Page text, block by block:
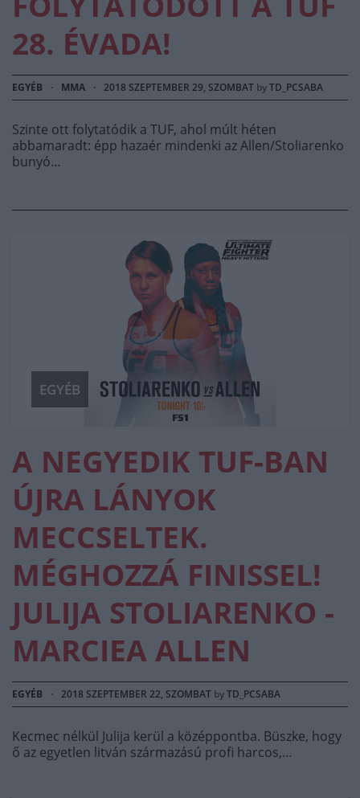
28. ÉVADA!
EGYÉB · MMA · 2018 SZEPTEMBER 29, SZOMBAT byTD_PCSABA
Szinte ott folytatódik a TUF, ahol múlt héten
abbamaradt: épp hazaér mindenki az Allen/Stoliarenko
bunyó…
EGYÉB
A NEGYEDIK TUF-BAN
ÚJRA LÁNYOK
MECCSELTEK.
MÉGHOZZÁ FINISSEL!
JULIJA STOLIARENKO -
MARCIEA ALLEN
EGYÉB · 2018 SZEPTEMBER 22, SZOMBAT byTD_PCSABA
Kecmec nélkül Julija kerül a középpontba. Büszke, hogy
ő az egyetlen litván származású profi harcos,…